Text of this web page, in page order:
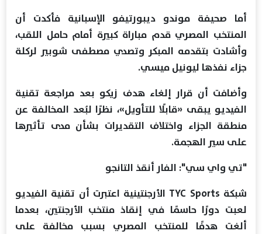
أما صحيفة موندو ديبورتيفو الإسبانية فأكدت أن
المنتخب المصري قدم مباراة كبيرة أمام حامل اللقب،
وأشادت بتقدمه المبكر وتصدي مصطفى شوبير لركلة
جزاء نفذها ليونيل ميسي.
وأضافت أن قرار إلغاء هدف زيكو بعد مراجعة تقنية
الفيديو يبقى «قابلًا للتأويل»، نظرًا لبُعد المخالفة عن
منطقة الجزاء واختلاف التقديرات بشأن مدى تأثيرها
على سير الهجمة.
"تي واي سي": الفار أنقذ التانجو
شبكة TYC Sports الأرجنتينية اعتبرت أن تقنية الفيديو
لعبت دورًا حاسمًا في إنقاذ منتخب الأرجنتين، بعدما
ألغت هدفًا للمنتخب المصري بسبب مخالفة على